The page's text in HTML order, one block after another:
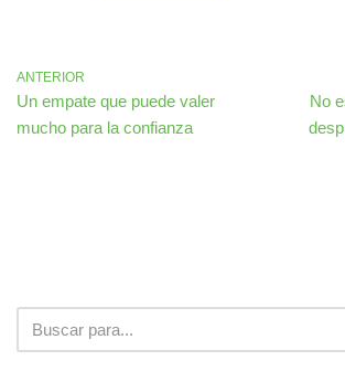
ANTERIOR
Un empate que puede valer
mucho para la confianza
No